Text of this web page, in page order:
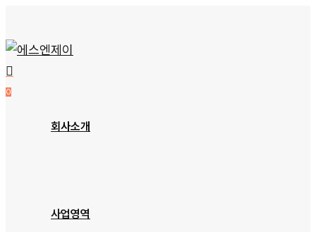
to
main
content
0
회사소개
사업영역